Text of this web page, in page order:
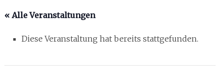
« Alle Veranstaltungen
Diese Veranstaltung hat bereits stattgefunden.